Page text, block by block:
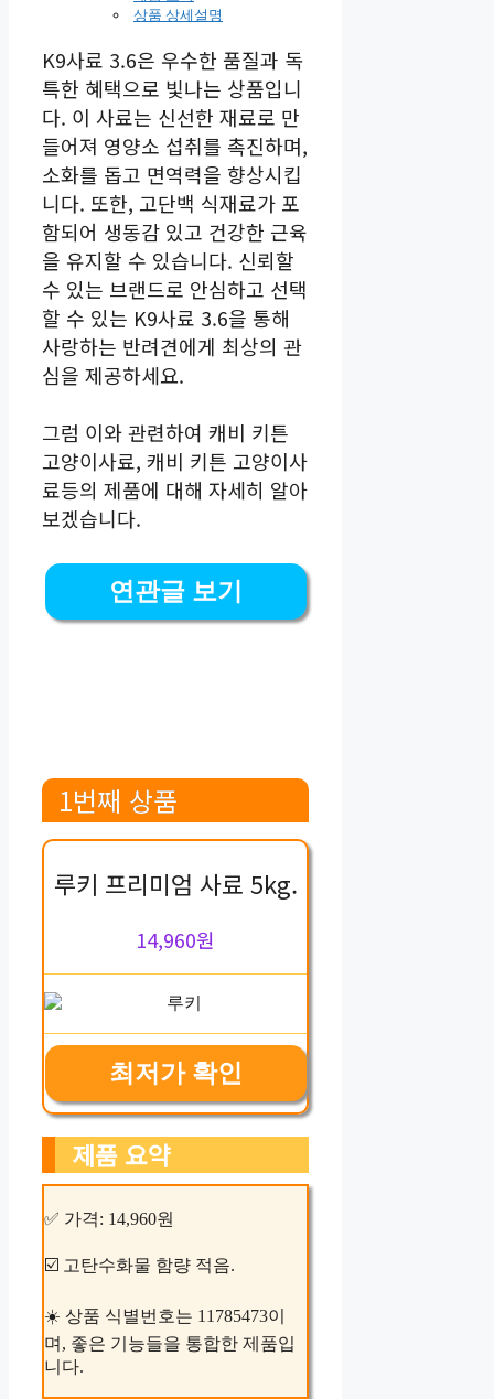
상품 상세설명
K9사료 3.6은 우수한 품질과 독
특한 혜택으로 빛나는 상품입니
다. 이 사료는 신선한 재료로 만
들어져 영양소 섭취를 촉진하며,
소화를 돕고 면역력을 향상시킵
니다. 또한, 고단백 식재료가 포
함되어 생동감 있고 건강한 근육
을 유지할 수 있습니다. 신뢰할
수 있는 브랜드로 안심하고 선택
할 수 있는 K9사료 3.6을 통해
사랑하는 반려견에게 최상의 관
심을 제공하세요.
그럼 이와 관련하여 캐비 키튼
고양이사료, 캐비 키튼 고양이사
료등의 제품에 대해 자세히 알아
보겠습니다.
연관글 보기
1번째 상품
루키 프리미엄 사료 5kg.
14,960원
최저가 확인
제품 요약
✅ 가격: 14,960원
☑️ 고탄수화물 함량 적음.
☀️ 상품 식별번호는 11785473이
며, 좋은 기능들을 통합한 제품입
니다.